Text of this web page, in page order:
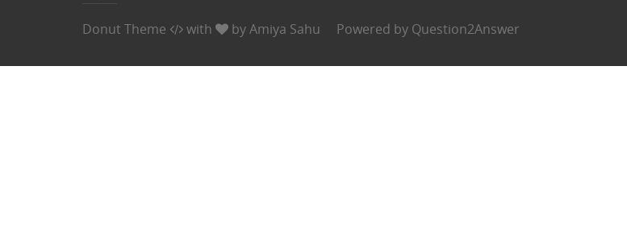
Donut Theme with byAmiya Sahu Powered by Question2Answer